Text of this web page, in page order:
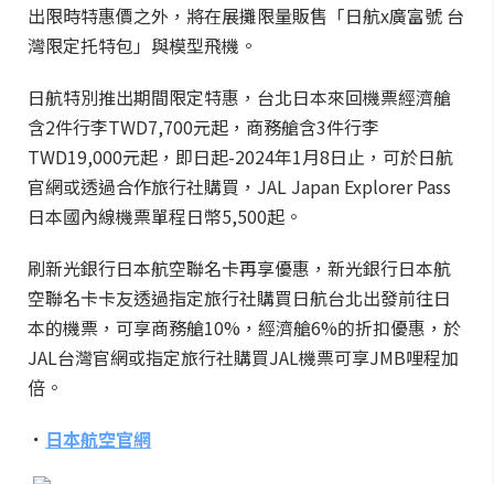
出限時特惠價之外，將在展攤限量販售「日航x廣富號 台
灣限定托特包」與模型飛機。
日航特別推出期間限定特惠，台北日本來回機票經濟艙
含2件行李TWD7,700元起，商務艙含3件行李
TWD19,000元起，即日起-2024年1月8日止，可於日航
官網或透過合作旅行社購買，JAL Japan Explorer Pass
日本國內線機票單程日幣5,500起。
刷新光銀行日本航空聯名卡再享優惠，新光銀行日本航
空聯名卡卡友透過指定旅行社購買日航台北出發前往日
本的機票，可享商務艙10%，經濟艙6%的折扣優惠，於
JAL台灣官網或指定旅行社購買JAL機票可享JMB哩程加
倍。
． 日本航空官網